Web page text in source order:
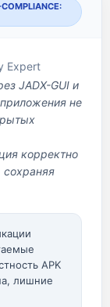
Expert
JADX-GUI и
не
корректно
сохраняя
APK
лишние